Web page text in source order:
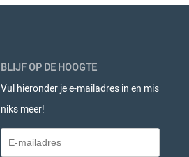
BLIJF OP DE HOOGTE
Vul hieronder je e-mailadres in en mis
niks meer!